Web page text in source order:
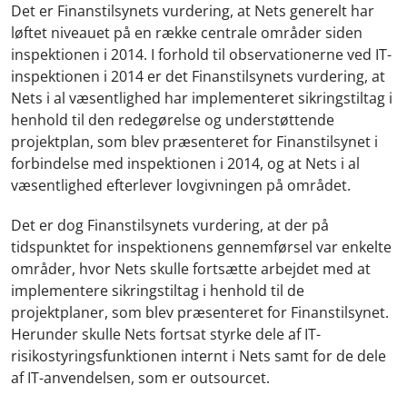
Det er Finanstilsynets vurdering, at Nets generelt har
løftet niveauet på en række centrale områder siden
inspektionen i 2014. I forhold til observationerne ved IT-
inspektionen i 2014 er det Finanstilsynets vurdering, at
Nets i al væsentlighed har implementeret sikringstiltag i
henhold til den redegørelse og understøttende
projektplan, som blev præsenteret for Finanstilsynet i
forbindelse med inspektionen i 2014, og at Nets i al
væsentlighed efterlever lovgivningen på området.
Det er dog Finanstilsynets vurdering, at der på
tidspunktet for inspektionens gennemførsel var enkelte
områder, hvor Nets skulle fortsætte arbejdet med at
implementere sikringstiltag i henhold til de
projektplaner, som blev præsenteret for Finanstilsynet.
Herunder skulle Nets fortsat styrke dele af IT-
risikostyringsfunktionen internt i Nets samt for de dele
af IT-anvendelsen, som er outsourcet.